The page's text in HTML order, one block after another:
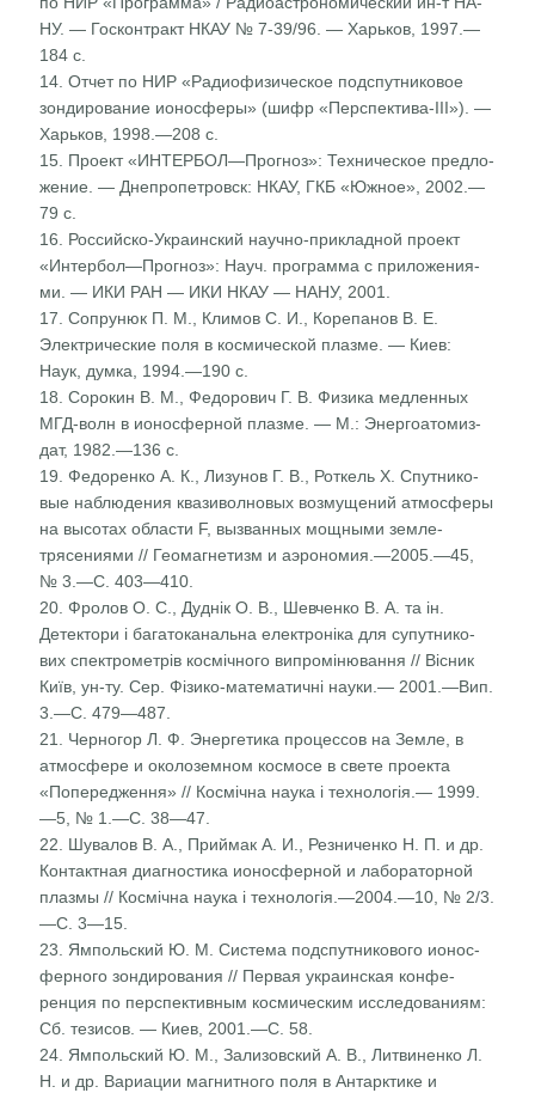
НУ. — Госконтракт НКАУ № 7-39/96. — Харьков, 1997.—
184 с.
14. Отчет по НИР «Радиофизическое подспутниковое
зон­дирование ионосферы» (шифр «Перспектива-ІІІ»). —
Харьков, 1998.—208 с.
15. Проект «ИНТЕРБОЛ—Прогноз»: Техническое предло­
жение. — Днепропетровск: НКАУ, ГКБ «Южное», 2002.—
79 с.
16. Российско-Украинский научно-прикладной проект
«Интербол—Прогноз»: Науч. программа с приложения­
ми. — ИКИ РАН — ИКИ НКАУ — НАНУ, 2001.
17. Сопрунюк П. М., Климов С. И., Корепанов В. Е.
Электрические поля в космической плазме. — Киев:
Наук, думка, 1994.—190 с.
18. Сорокин В. М., Федорович Г. В. Физика медленных
МГД-волн в ионосферной плазме. — М.: Энергоатомиз-
дат, 1982.—136 с.
19. Федоренко А. К., Лизунов Г. В., Роткель X. Спутнико­
вые наблюдения квазиволновых возмущений атмосфе­ры
на высотах области F, вызванных мощными земле­
трясениями // Геомагнетизм и аэрономия.—2005.—45,
№ 3.—С. 403—410.
20. Фролов О. С., Дуднік О. В., Шевченко В. А. та ін.
Детектори і багатоканальна електроніка для супутнико-
вих спектрометрів космічного випромінювання // Віс­ник
Київ, ун-ту. Сер. Фізико-математичні науки.— 2001.—Вип.
3.—С. 479—487.
21. Черногор Л. Ф. Энергетика процессов на Земле, в
атмосфере и околоземном космосе в свете проекта
«Попередження» // Космічна наука і технологія.— 1999.
—5, № 1.—С. 38—47.
22. Шувалов В. А., Приймак А. И., Резниченко Н. П. и др.
Контактная диагностика ионосферной и лабораторной
плазмы // Космічна наука і технологія.—2004.—10, № 2/3.
—С. 3—15.
23. Ямпольский Ю. М. Система подспутникового ионос­
ферного зондирования // Первая украинская конфе­
ренция по перспективным космическим исследованиям:
Сб. тезисов. — Киев, 2001.—С. 58.
24. Ямпольский Ю. М., Зализовский А. В., Литвинен­ко Л.
Н. и др. Вариации магнитного поля в Антарктике и